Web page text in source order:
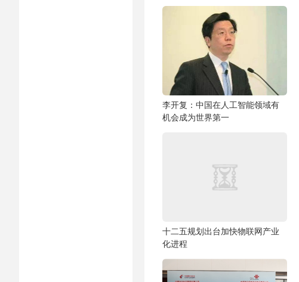
李开复：中国在人工智能领域有
机会成为世界第一
十二五规划出台加快物联网产业
化进程